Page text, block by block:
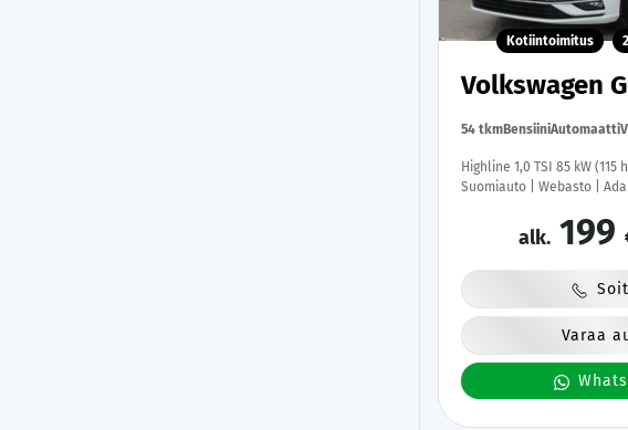
Kotiintoimitus
Volkswagen
54 tkmBensiiniAutomaatti
Highline 1,0 TSI 85 kW
Suomiauto | Webasto |
alk. 199
Varaa